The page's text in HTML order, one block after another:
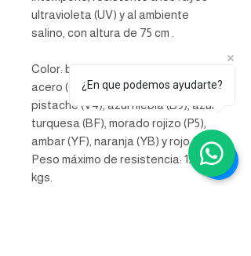
ultravioleta (UV) y al ambiente
salino, con altura de 75 cm .
Color: blanco (W9), gris (G6), gris
acero (G8), gris oscuro (G7),
pistache (V4), azul niebla (B9), azul
turquesa (BF), morado rojizo (P5),
ambar (YF), naranja (YB) y rojo (R4).
Peso máximo de resistencia: 130
kgs.
¿En que podemos ayudarte?